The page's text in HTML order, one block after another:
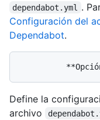
dependabot.yml
.
Configuración del
Dependabot.
Define la
archivo